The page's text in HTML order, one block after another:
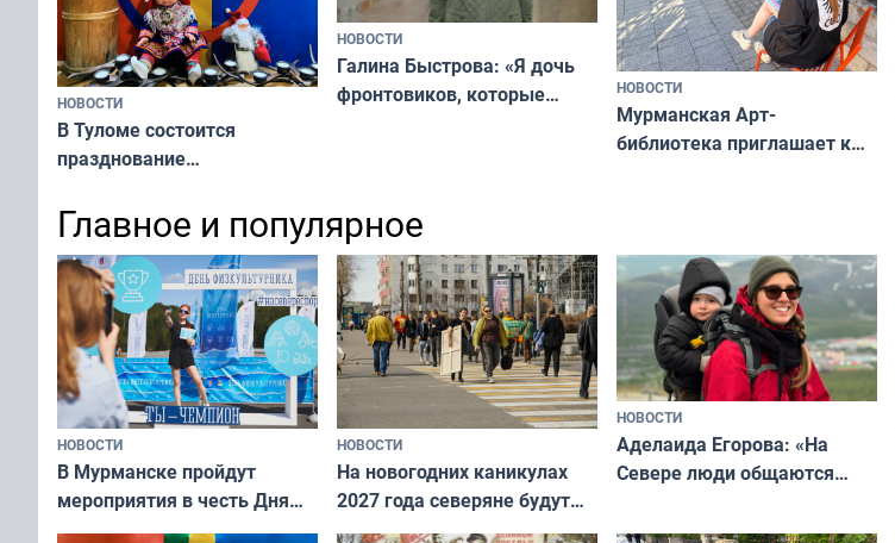
НОВОСТИ
В Туломе состоится
празднование
коренных народов мира
НОВОСТИ
Галина Быстрова: «Я дочь
фронтовиков, которые
НОВОСТИ
Мурманская Арт-
библиотека приглашает к
Главное и популярное
НОВОСТИ
В Мурманске пройдут
мероприятия в честь Дня
физкультурника
НОВОСТИ
На новогодних каникулах
2027 года северяне будут
отдыхать 11 дней
НОВОСТИ
Аделаида Егорова: «На
Севере люди общаются
а потому что